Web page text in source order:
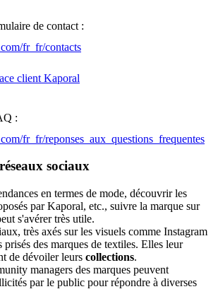
de contact :
fr_fr/contacts
client Kaporal
:
fr_fr/reponses_aux_questions_frequentes
sociaux
en termes de mode, découvrir les
par Kaporal, etc., suivre la marque sur
s'avérer très utile.
très axés sur les visuels comme Instagram
prisés des marques de textiles. Elles leur
de dévoiler leurs collections.
managers des marques peuvent
par le public pour répondre à diverses